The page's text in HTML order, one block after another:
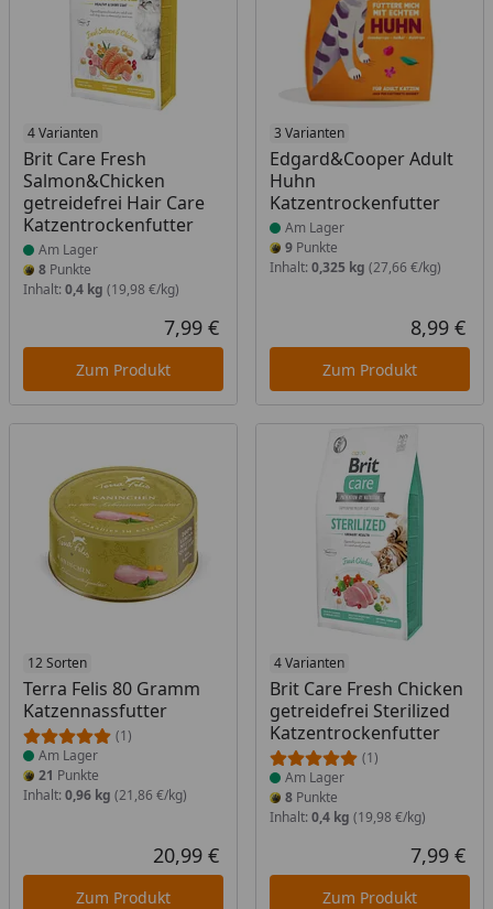
4 Varianten
Brit Care Fresh
Salmon&Chicken
getreidefrei Hair Care
Katzentrockenfutter
Produkt am Lager
Am Lager
8 Punkte
Inhalt: 0,4 kg (19,98 €/kg)
Aktueller Preis
7,99 €
Zum Produkt
3 Varianten
Edgard&Cooper Adult
Huhn
Katzentrockenfutter
Produkt am Lager
Am Lager
9Punkte
Inhalt: 0,325 kg (27,66 €/kg)
8,99 €
Zum Produkt
12 Sorten
Terra Felis 80 Gramm
Katzennassfutter
(1)
Produkt am Lager
Am Lager
21 Punkte
Inhalt: 0,96 kg (21,86 €/kg)
Aktueller Preis
20,99 €
Zum Produkt
4 Varianten
Brit Care Fresh Chicken
getreidefrei Sterilized
Katzentrockenfutter
(1)
Produkt am Lager
Am Lager
8Punkte
Inhalt: 0,4 kg (19,98 €/kg)
7,99 €
Zum Produkt